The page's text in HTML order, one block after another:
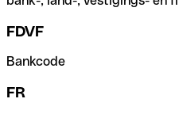
FDVF
Bankcode
FR